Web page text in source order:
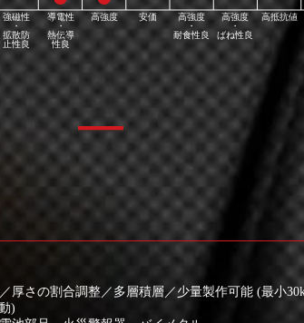
高強度 安価
高強度
・
耐食性良
高強度
・
ばね性良
高抵抗値
強磁性
・
拡散防
止性良
導電性
・
熱伝導
性良
厚さの割合調整／多層積層／少量製作可能 (最小
)